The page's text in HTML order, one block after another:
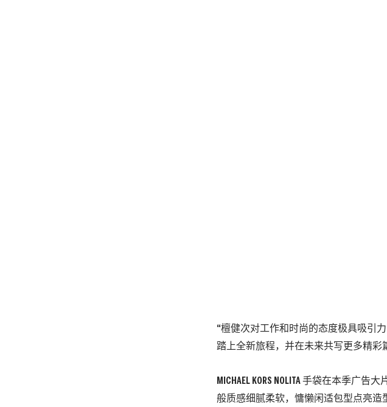
“檀健次对工作和时尚的态度极具吸引
踏上全新旅程，并在未来共写更多精彩
MICHAEL KORS NOLITA 手袋在本季广
般质感细腻柔软，慵懒闲适包型点亮